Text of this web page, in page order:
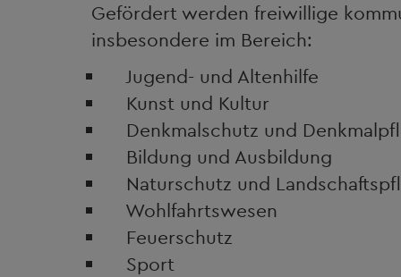
Gefördert werden freiwillige
insbesondere im Bereich:
Jugend- und Altenhilfe
Kunst und Kultur
Denkmalschutz und
Bildung und Ausbildung
Naturschutz und
Wohlfahrtswesen
Feuerschutz
Sport